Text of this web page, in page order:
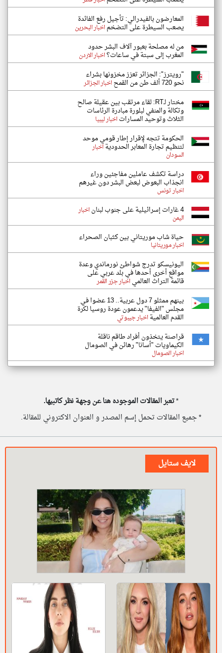
المعارضون بالفيدرالي: تأجيل رفع الفائدة
يصعب السيطرة على التضخماخبار البحرين
من له مصلحة بعبور آلاف البشر حدود
المغرب إلى سبتة في ساعات؟اخبار الاردن
"رويترز": الجزائر تعزز مخزونها بشراء
نحو 720 ألف طن من القمح اخبار الجزائر
مختار لـRT: لقاء مرتقب بين عقيلة صالح
وتكالة والمنفي لبلورة مبادرة الرئاسات
الثلاث وتوحيد المساراتاخبار ليبيا
الحكومة تتجه لإقرار إطار قومي موحد
لتنظيم تجارة المعابر الحدوديةاخبار
السودان
دراسة تكشف عاملين مفاجئين وراء
انجذاب البعوض لبعض البشر دون غيرهم
اخبار تونس
4 غارات إسرائيلية على جنوب لبنان اخبار
اليمن
حياة شاب موريتاني بين كثبان الصحراء
اخبار موريتانيا
اليونيسكو تدرج شواطئ نورماندي وعدة
مواقع أخرى أحدها في بلد عربي على
قائمة التراث العالمياخبار جزر القمر
بينهم ممثلو 7 دول عربية.. 13 عضوا في
مجلس "الفيفا" يدعمون عودة روسيا لكرة
القدم العالميةاخبار جيبوتي
قراصنة يتخذون أفراد طاقم ناقلة
الكيماويات "أسانا" رهائن في الصومال
اخبار الصومال
*تعبر المقالات الموجوده هنا عن وجهة نظر كاتبيها.
* جميع المقالات تحمل إسم المصدر و العنوان الاكتروني للمقالة.
لايف ستايل